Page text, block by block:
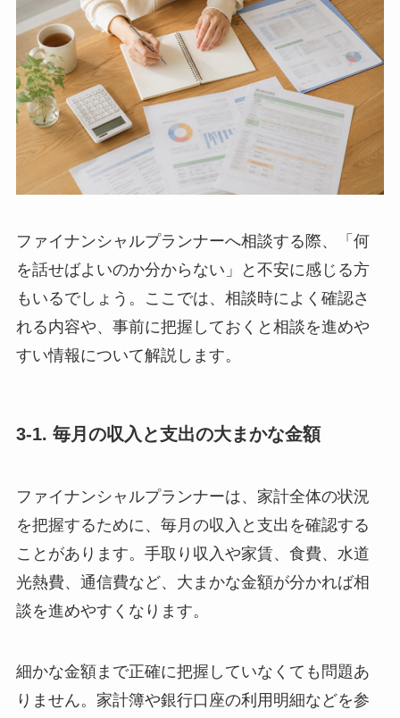
ファイナンシャルプランナーへ相談する際、「何
を話せばよいのか分からない」と不安に感じる方
もいるでしょう。ここでは、相談時によく確認さ
れる内容や、事前に把握しておくと相談を進めや
すい情報について解説します。
3-1. 毎月の収入と支出の大まかな金額
ファイナンシャルプランナーは、家計全体の状況
を把握するために、毎月の収入と支出を確認する
ことがあります。手取り収入や家賃、食費、水道
光熱費、通信費など、大まかな金額が分かれば相
談を進めやすくなります。
細かな金額まで正確に把握していなくても問題あ
りません。家計簿や銀行口座の利用明細などを参